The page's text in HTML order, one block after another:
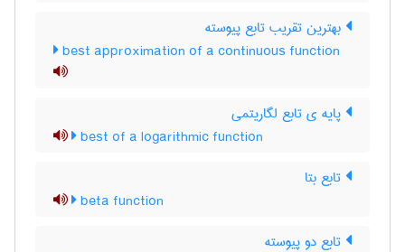
بهترین تقریب تابع پیوسته
best approximation of a continuous function
پایه ی تابع لگاریتمی
best of a logarithmic function
تابع بتا
beta function
تابع دو پیوسته